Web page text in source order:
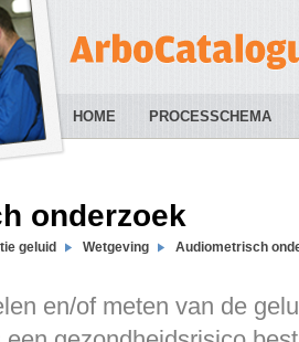
HOME PROCESSCHEMA
onderzoek
geluid Wetgeving Audiometrisch
en/of meten van de